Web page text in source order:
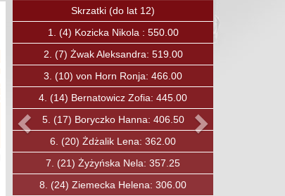
Skrzaty (do lat 12)
1.(15)Boguc Jan: 375.00
2. (23) Kavalchuk Andrei: 336.75
3. (27) Ćwirta Mateusz: 319.00
4.(30)Soska Fryderyk: 303.00
5.(31)Ozkan Baha: 297.00
(33)Lewandowski Maciej: 284.00
7.(40)Jobda Aleksander: 250.00
8.(49)Mysiak Maciej: 210.00
Poprzedni